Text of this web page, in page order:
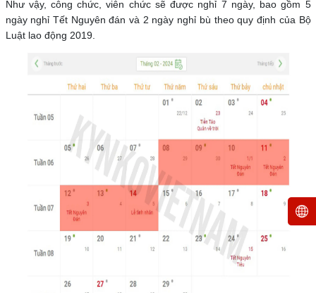
Như vậy, công chức, viên chức sẽ được nghỉ 7 ngày, bao gồm 5
ngày nghỉ Tết Nguyên đán và 2 ngày nghỉ bù theo quy định của Bộ
Luật lao động 2019.